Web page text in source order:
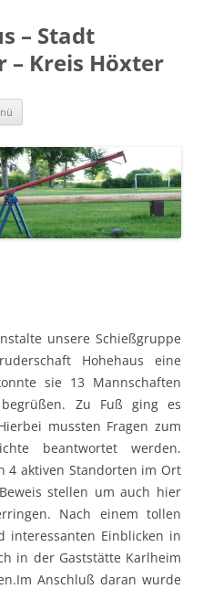
– Stadt
Kreis Höxter
unsere Schießgruppe
Hohehaus eine
sie 13 Mannschaften
Zu Fuß ging es
mussten Fragen zum
beantwortet werden.
4 aktiven Standorten im Ort
stellen um auch hier
Nach einem tollen
interessanten Einblicken in
in der Gaststätte Karlheim
Anschluß daran wurde